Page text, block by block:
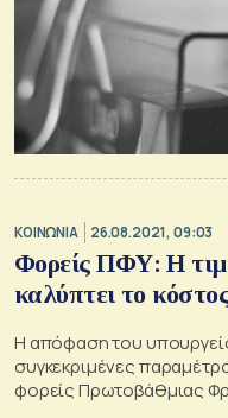
ΚΟΙΝΩΝΙΑ 26.08.2021, 09:03
Φορείς ΠΦΥ: Η
καλύπτει το
Η απόφαση του
συγκεκριμένες
φορείς Πρωτοβάθμιας